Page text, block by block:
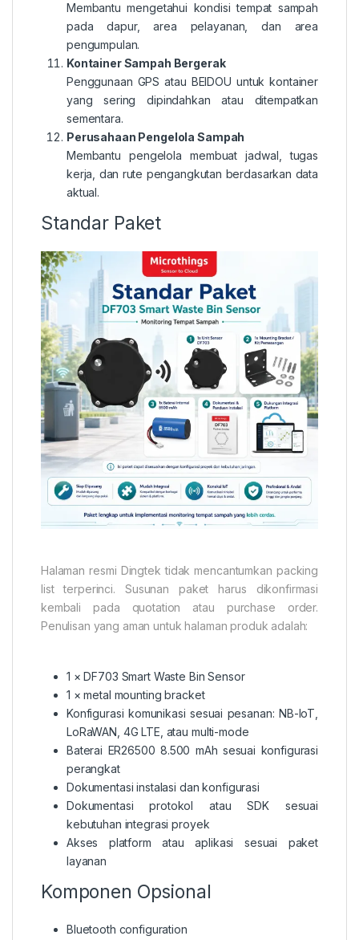
Membantu mengetahui kondisi tempat sampah
pada dapur, area pelayanan, dan area
pengumpulan.
Kontainer Sampah Bergerak
Penggunaan GPS atau BEIDOU untuk kontainer
yang sering dipindahkan atau ditempatkan
sementara.
Perusahaan Pengelola Sampah
Membantu pengelola membuat jadwal, tugas
kerja, dan rute pengangkutan berdasarkan data
aktual.
Standar Paket
Halaman resmi Dingtek tidak mencantumkan packing
list terperinci. Susunan paket harus dikonfirmasi
kembali pada quotation atau purchase order.
Penulisan yang aman untuk halaman produk adalah:
1 × DF703 Smart Waste Bin Sensor
1 × metal mounting bracket
Konfigurasi komunikasi sesuai pesanan: NB-IoT,
LoRaWAN, 4G LTE, atau multi-mode
Baterai ER26500 8.500 mAh sesuai konfigurasi
perangkat
Dokumentasi instalasi dan konfigurasi
Dokumentasi protokol atau SDK sesuai
kebutuhan integrasi proyek
Akses platform atau aplikasi sesuai paket
layanan
Komponen Opsional
Bluetooth configuration